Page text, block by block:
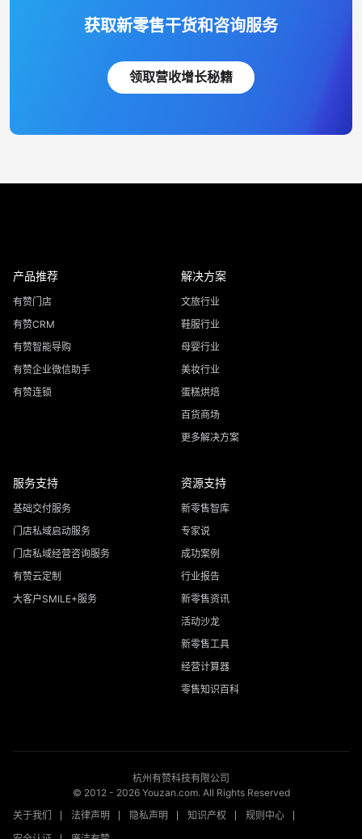
获取新零售干货和咨询服务
领取营收增长秘籍
产品推荐
有赞门店
有赞CRM
有赞智能导购
有赞企业微信助手
有赞连锁
解决方案
文旅行业
鞋服行业
母婴行业
美妆行业
蛋糕烘焙
百货商场
更多解决方案
服务支持
基础交付服务
门店私域启动服务
门店私域经营咨询服务
有赞云定制
大客户SMILE+服务
资源支持
新零售智库
专家说
成功案例
行业报告
新零售资讯
活动沙龙
新零售工具
经营计算器
零售知识百科
杭州有赞科技有限公司
© 2012 - 2026Youzan.com. All Rights Reserved
关于我们
法律声明 隐私声明 知识产权
规则中心